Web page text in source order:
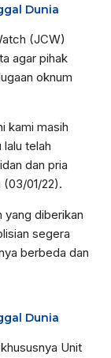
Dunia
(JCW)
agar pihak
oknum
kami masih
telah
dan pria
(03/01/22).
yang diberikan
segera
berbeda dan
Dunia
Unit